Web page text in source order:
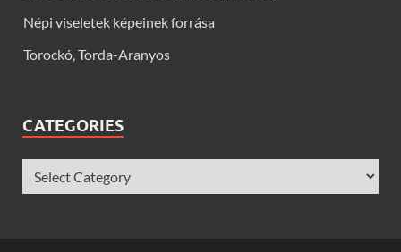
Népi viseletek képeinek forrása
Torockó, Torda-Aranyos
CATEGORIES